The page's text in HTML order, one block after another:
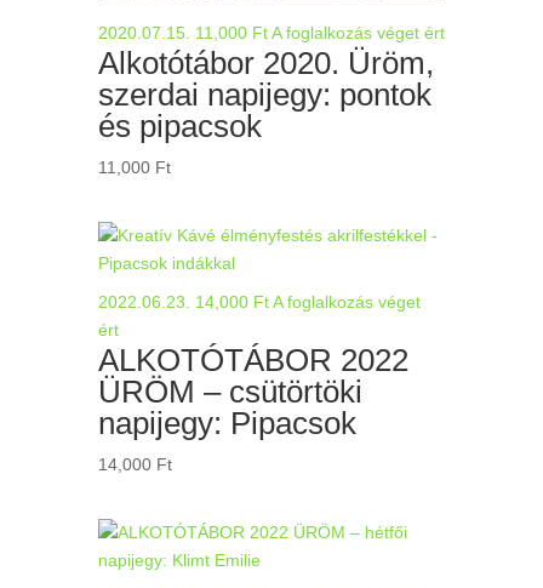
2020.07.15. 11,000 Ft A foglalkozás véget ért
Alkotótábor 2020. Üröm,
szerdai napijegy: pontok
és pipacsok
11,000 Ft
2022.06.23. 14,000 Ft A foglalkozás véget
ért
ALKOTÓTÁBOR 2022
ÜRÖM – csütörtöki
napijegy: Pipacsok
14,000 Ft